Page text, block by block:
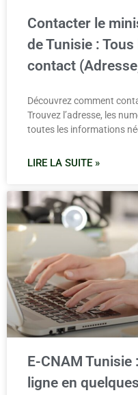
Contacter le
de Tunisie :
contact
Découvrez comment
Trouvez l’adresse, les
toutes les informations
LIRE LA SUITE »
E-CNAM
ligne en